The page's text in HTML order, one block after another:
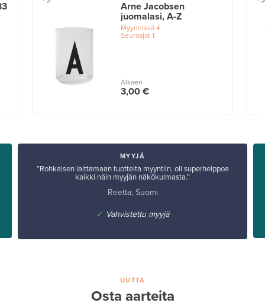
Arne Jacobsen
juomalasi, A-Z
Myynnissä4
Seuraajat1
Alkaen
3,00 €
MYYJÄ
”Rohkaisen laittamaan tuotteita myyntiin, oli superhelppoa
kaikki näin myyjän näkökulmasta.”
Reetta, Suomi
✓ Vahvistettu myyjä
UUTTA
Osta aarteita